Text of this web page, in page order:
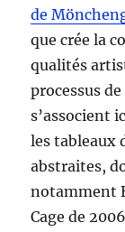
de
que crée la
qualités
processus
s’associent
les tableaux
abstraites,
notamment
Cage de